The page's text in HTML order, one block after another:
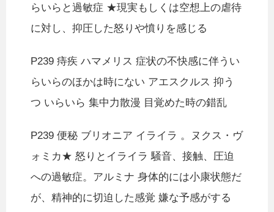
らいらと過敏症 ★現実もしくは空想上の虐待
に対し、抑圧した怒りや憤りを感じる
P239 痔疾 ハマメリス 症状の不快感に伴うい
らいらのほかは時にない アエスクルス 抑う
つ いらいら 集中力散漫 目覚めた時の錯乱
P239 便秘 ブリオニア イライラ 。ヌクス・ヴ
ォミカ★ 怒りとイライラ 騒音、接触、圧迫
への過敏症。アルミナ 身体的には小康状態だ
が、精神的に切迫した感覚 嫌な予感がする